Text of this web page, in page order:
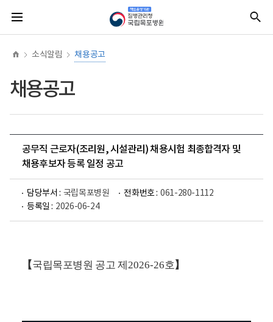
767px
이
질
병
목
포
병
원
(로
통
합
검
전
체
메
소식알림 채용공고
채용공고
공무직 근로자(조리원, 시설관리) 채용시험 최종합격자 및
채용후보자 등록 일정 공고
담당부서 : 국립목포병원 전화번호 : 061-280-1112
등록일 : 2026-06-24
【국립목포병원 공고 제2026-26호】